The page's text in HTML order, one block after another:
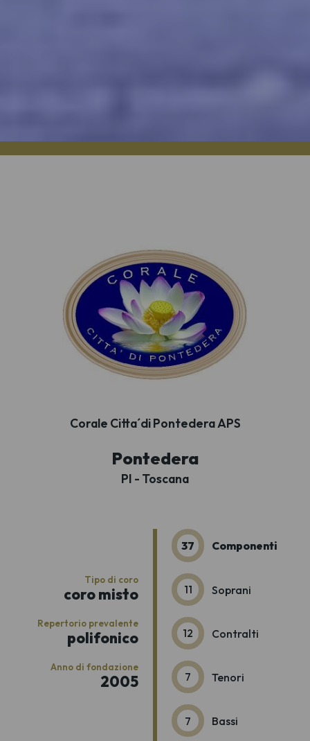
Corale Citta´di Pontedera APS
Pontedera
PI - Toscana
Tipo di coro
coro misto
Repertorio prevalente
polifonico
Anno di fondazione
2005
37 Componenti
11 Soprani
12 Contralti
7 Tenori
7 Bassi